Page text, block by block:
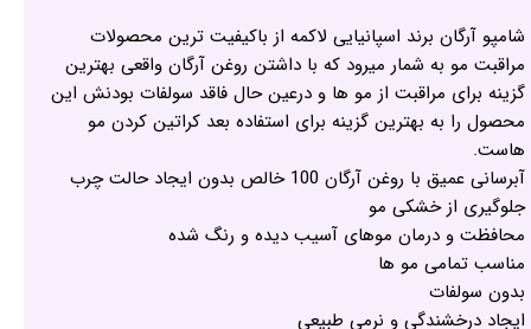
شامپو آرگان برند اسپانیایی لاکمه از باکیفیت ترین محصولات
مراقبت مو به شمار میرود که با داشتن روغن آرگان واقعی بهترین
گزینه برای مراقبت از مو ها و درعین حال فاقد سولفات بودنش این
محصول را به بهترین گزینه برای استفاده بعد کراتین کردن مو
هاست.
آبرسانی عمیق با روغن آرگان 100 خالص بدون ایجاد حالت چرب
جلوگیری از خشکی مو
محافظت و درمان موهای آسیب دیده و رنگ شده
مناسب تمامی مو ها
بدون سولفات
ایجاد درخشندگی و نرمی طبیعی